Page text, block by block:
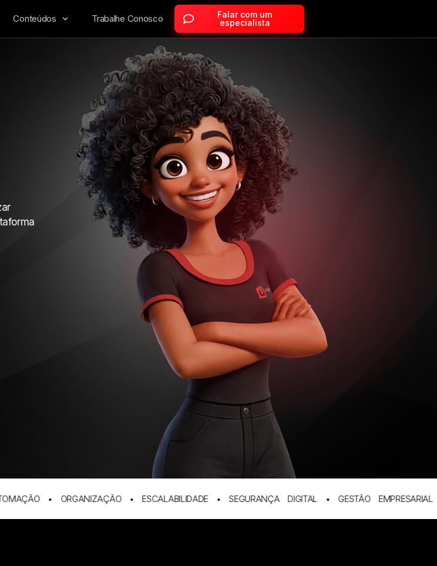
Conteúdos Trabalhe Conosco
Falar com um
especialista
• ORGANIZAÇÃO • ESCALABILIDADE • SEGURANÇA DIGITAL • GESTÃO